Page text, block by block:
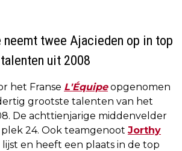
neemt twee Ajacieden op in top
uit 2008
het Franse L'Équipeopgenomen
grootste talenten van het
De achttienjarige middenvelder
24. Ook teamgenoot Jorthy
lijst en heeft een plaats in de top